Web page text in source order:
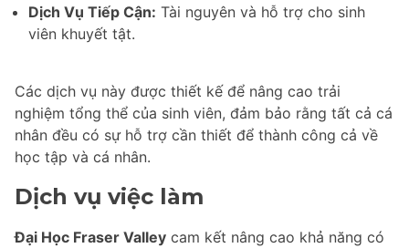
Dịch Vụ Tiếp Cận: Tài nguyên và hỗ trợ cho sinh
viên khuyết tật.
Các dịch vụ này được thiết kế để nâng cao trải
nghiệm tổng thể của sinh viên, đảm bảo rằng tất cả cá
nhân đều có sự hỗ trợ cần thiết để thành công cả về
học tập và cá nhân.
Dịch vụ việc làm
Đại Học Fraser Valley cam kết nâng cao khả năng có